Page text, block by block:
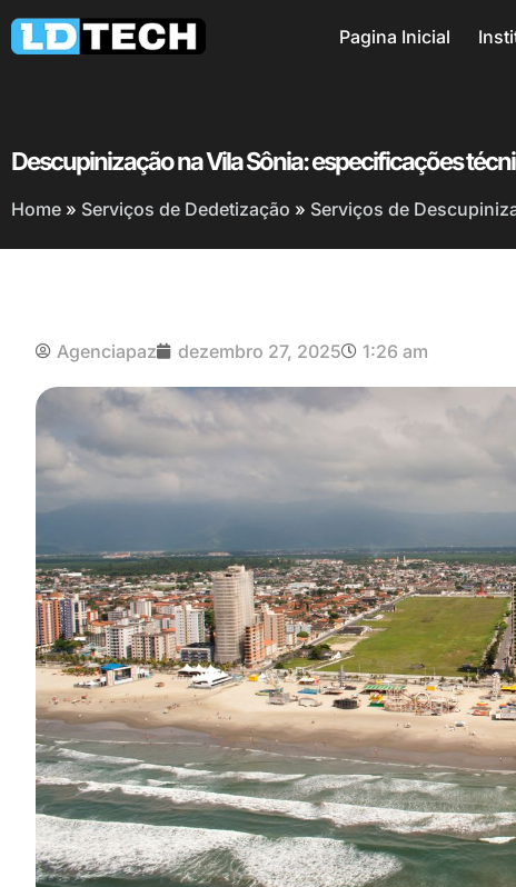
Pagina Inicial
Descupinização na Vila Sônia: especificações
Home » Serviços de Dedetização » Serviços de
Agenciapaz dezembro 27, 2025 1:26 am